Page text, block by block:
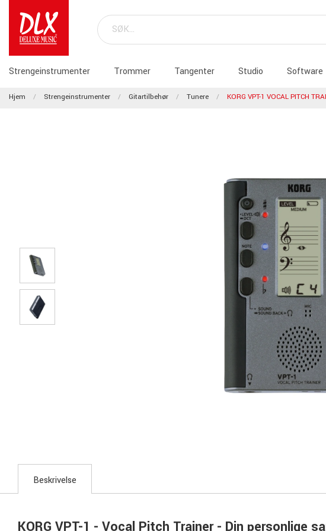
Strengeinstrumenter Trommer Tangenter Studio Software
Hjem Strengeinstrumenter Gitartilbehør Tunere KORG VPT-1 VOCAL PITCH
Beskrivelse
KORG VPT-1 - Vocal Pitch Trainer - Din personlige